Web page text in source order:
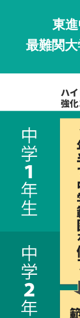
東
最難関